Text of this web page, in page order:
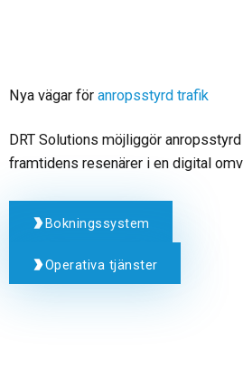
Nya vägar för anropsstyrd trafik
DRT Solutions möjliggör
framtidens resenärer i en digital
Bokningssystem
Operativa tjänster